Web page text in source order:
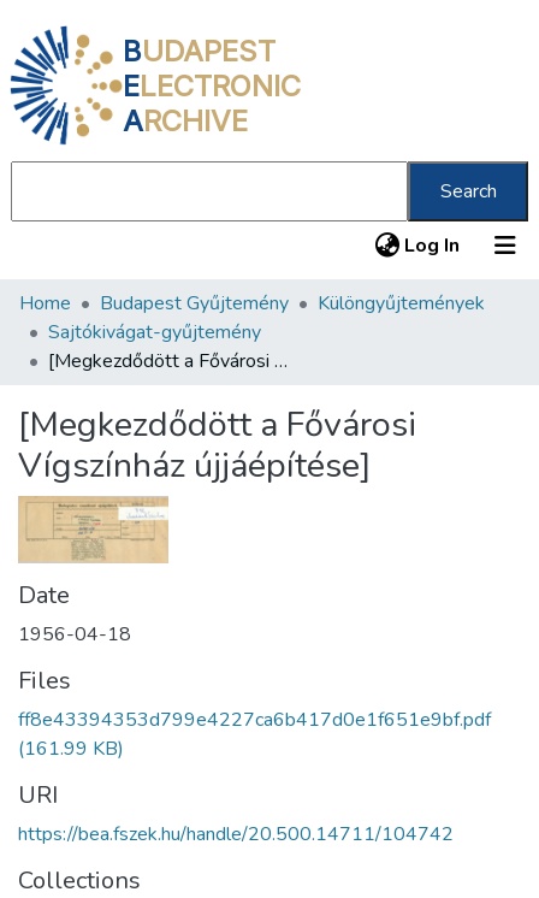
BUDAPEST
ELECTRONIC
ARCHIVE
Search
Log In (current)
Communities & Collections
All of DSpace
About us
Home Budapest Gyűjtemény
Különgyűjtemények
Sajtókivágat-gyűjtemény
[Megkezdődött a Fővárosi Vígszínház újjáépítése]
[Megkezdődött a Fővárosi
Vígszínház újjáépítése]
Date
1956-04-18
Files
ff8e43394353d799e4227ca6b417d0e1f651e9bf.pdf
(161.99 KB)
URI
https://bea.fszek.hu/handle/20.500.14711/104742
Collections